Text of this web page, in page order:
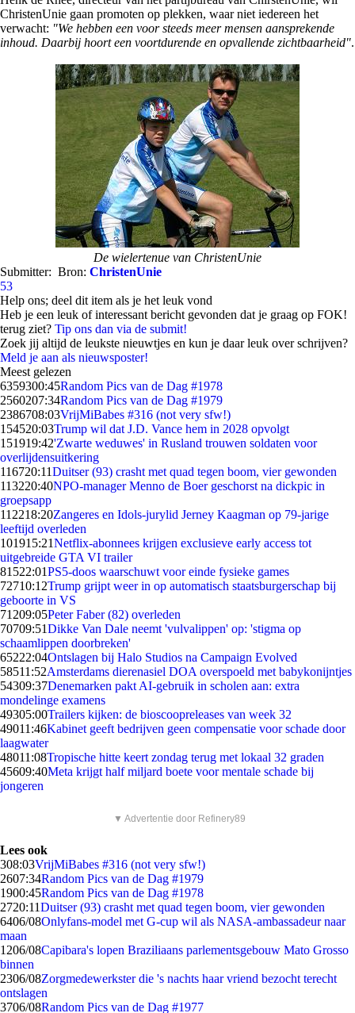
ChristenUnie gaan promoten op plekken, waar niet iedereen het
verwacht: "We hebben een voor steeds meer mensen aansprekende
inhoud. Daarbij hoort een voortdurende en opvallende zichtbaarheid".
De wielertenue van ChristenUnie
Submitter: Bron: ChristenUnie
53
Help ons; deel dit item als je het leuk vond
Heb je een leuk of interessant bericht gevonden dat je graag op FOK!
terug ziet? Tip ons dan via de submit!
Zoek jij altijd de leukste nieuwtjes en kun je daar leuk over schrijven?
Meld je aan als nieuwsposter!
Meest gelezen
6359300:45Random Pics van de Dag #1978
2560207:34Random Pics van de Dag #1979
2386708:03VrijMiBabes #316 (not very sfw!)
154520:03Trump wil dat J.D. Vance hem in 2028 opvolgt
151919:42'Zwarte weduwes' in Rusland trouwen soldaten voor
overlijdensuitkering
116720:11Duitser (93) crasht met quad tegen boom, vier gewonden
113220:40NPO-manager Menno de Boer geschorst na dickpic in
groepsapp
112218:20Zangeres en Idols-jurylid Jerney Kaagman op 79-jarige
leeftijd overleden
101915:21Netflix-abonnees krijgen exclusieve early access tot
uitgebreide GTA VI trailer
81522:01PS5-doos waarschuwt voor einde fysieke games
72710:12Trump grijpt weer in op automatisch staatsburgerschap bij
geboorte in VS
71209:05Peter Faber (82) overleden
70709:51Dikke Van Dale neemt 'vulvalippen' op: 'stigma op
schaamlippen doorbreken'
65222:04Ontslagen bij Halo Studios na Campaign Evolved
58511:52Amsterdams dierenasiel DOA overspoeld met babykonijntjes
54309:37Denemarken pakt AI-gebruik in scholen aan: extra
mondelinge examens
49305:00Trailers kijken: de bioscoopreleases van week 32
49011:46Kabinet geeft bedrijven geen compensatie voor schade door
laagwater
48011:08Tropische hitte keert zondag terug met lokaal 32 graden
45609:40Meta krijgt half miljard boete voor mentale schade bij
jongeren
▼ Advertentie door Refinery89
Lees ook
308:03VrijMiBabes #316 (not very sfw!)
2607:34Random Pics van de Dag #1979
1900:45Random Pics van de Dag #1978
2720:11Duitser (93) crasht met quad tegen boom, vier gewonden
6406/08Onlyfans-model met G-cup wil als NASA-ambassadeur naar
maan
1206/08Capibara's lopen Braziliaans parlementsgebouw Mato Grosso
binnen
2306/08Zorgmedewerkster die 's nachts haar vriend bezocht terecht
ontslagen
3706/08Random Pics van de Dag #1977